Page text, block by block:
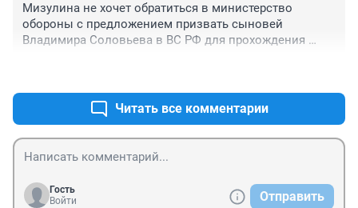
Мизулина не хочет обратиться в министерство
обороны с предложением призвать сыновей
Владимира Соловьева в ВС РФ для прохождения
Читать все комментарии
Гость
Войти
Отправить